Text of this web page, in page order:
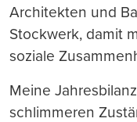
Architekten und
Stockwerk, damit
soziale
Meine
schlimmeren